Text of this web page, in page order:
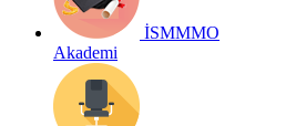
İSMMMO
Akademi